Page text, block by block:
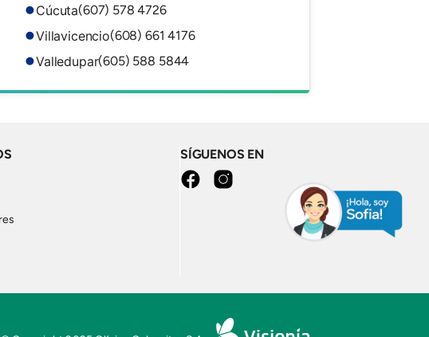
Cúcuta(607) 578 4726
Villavicencio(608) 661 4176
Valledupar(605) 588 5844
SÍGUENOS EN
facebookinstagram